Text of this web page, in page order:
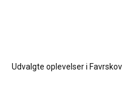
Udvalgte oplevelser i Favrskov